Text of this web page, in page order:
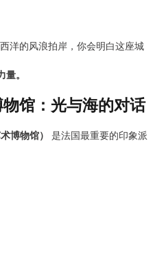
洋的风浪拍岸，你会明白这座城
。
馆：光与海的对话
博物馆）
是法国最重要的印象派